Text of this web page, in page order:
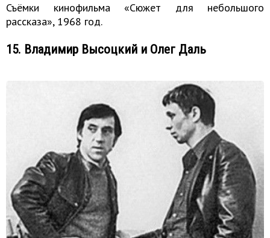
Съёмки кинофильма «Сюжет для небольшого
рассказа», 1968 год.
15. Владимир Высоцкий и Олег Даль